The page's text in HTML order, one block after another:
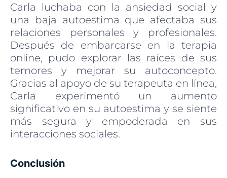
Carla luchaba con la ansiedad social y
una baja autoestima que afectaba sus
relaciones personales y profesionales.
Después de embarcarse en la terapia
online, pudo explorar las raíces de sus
temores y mejorar su autoconcepto.
Gracias al apoyo de su terapeuta en línea,
Carla experimentó un aumento
significativo en su autoestima y se siente
más segura y empoderada en sus
interacciones sociales.
Conclusión